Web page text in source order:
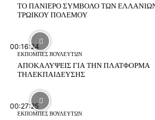
ΤΟ ΠΑΝΙΕΡΟ ΣΥΜΒΟΛΟ ΤΩΝ
ΤΡΩΙΚΟΥ ΠΟΛΕΜΟΥ
00:16:24
ΕΚΠΟΜΠΕΣ ΒΟΥΛΕΥΤΩΝ
ΑΠΟΚΑΛΥΨΕΙΣ ΓΙΑ ΤΗΝ ΠΛΑΤΦΟΡΜΑ
ΤΗΛΕΚΠΑΙΔΕΥΣΗΣ
00:27:25
ΕΚΠΟΜΠΕΣ ΒΟΥΛΕΥΤΩΝ